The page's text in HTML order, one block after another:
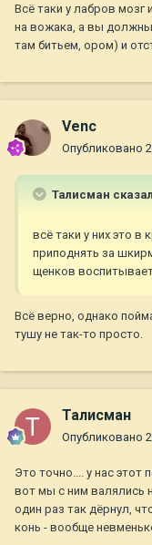
Всё таки у лабров
на вожака, а вы должны
там битьем, ором) и
Venc
Опубликовано
Талисман
всё таки у них это в
приподнять за
щенков
Всё верно, однако
тушу не так-то просто.
Талисман
Опубликовано
Это точно.... у нас этот
вот мы с ним валялись
один раз так дёрнул,
конь - вообще